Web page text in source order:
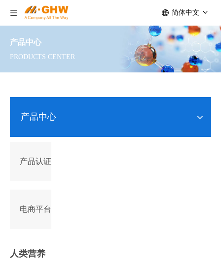
简体中文
产品中心
PRODUCTS CENTER
产品中心
产品认证
电商平台
人类营养